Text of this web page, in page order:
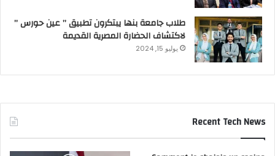
طلاب جامعة بنها يبتكرون تطبيق ” عين حورس ”
لاكتشاف الحضارة المصرية القديمة
يوليو 15, 2024
Recent Tech News